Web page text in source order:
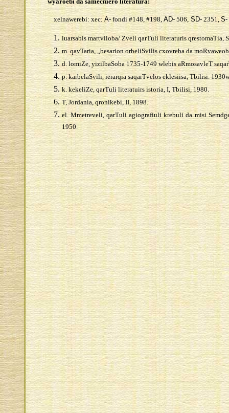
xelnawerebi: xec: A- fondi #148, #198, AD- 506, SD- 2351, S-
luarsabis martviloba/ Zveli qarTuli literaturis qrestomaTia,
m. qavTaria, ,,besarion orbeliSvilis cxovreba da
d. lomiZe, yizilbaSoba 1735-1749 wlebis aRmosavleT
p. karbelaSvili, ierarqia saqarTvelos eklesiisa, Tbilisi.
k. kekeliZe, qarTuli literatuirs istoria, I, Tbilisi, 1980.
T, Jordania, qronikebi, II, 1898.
el. Mmetreveli, qarTuli agiografiuli krebuli da misi
1950.